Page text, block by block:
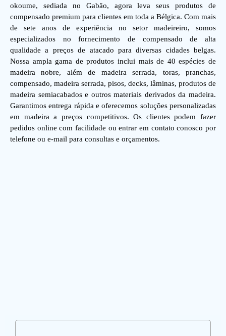
okoume, sediada no Gabão, agora leva seus produtos de
compensado premium para clientes em toda a Bélgica. Com mais
de sete anos de experiência no setor madeireiro, somos
especializados no fornecimento de compensado de alta
qualidade a preços de atacado para diversas cidades belgas.
Nossa ampla gama de produtos inclui mais de 40 espécies de
madeira nobre, além de madeira serrada, toras, pranchas,
compensado, madeira serrada, pisos, decks, lâminas, produtos de
madeira semiacabados e outros materiais derivados da madeira.
Garantimos entrega rápida e oferecemos soluções personalizadas
em madeira a preços competitivos. Os clientes podem fazer
pedidos online com facilidade ou entrar em contato conosco por
telefone ou e-mail para consultas e orçamentos.